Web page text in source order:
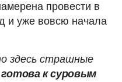
провести в
и уже вовсю начала
здесь страшные
к суровым